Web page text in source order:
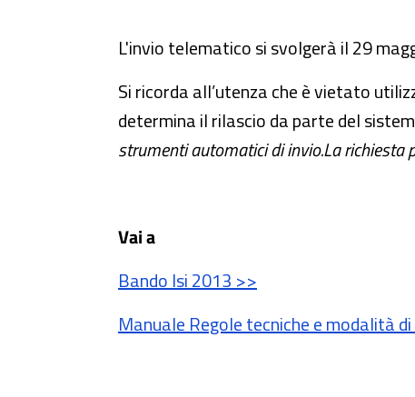
L'invio telematico si svolgerà il 29
Si ricorda all’utenza che è vietato
determina il rilascio da parte del
strumenti automatici di invio.La richiesta
Vai a
Bando Isi 2013 >>
Manuale Regole tecniche e modalità